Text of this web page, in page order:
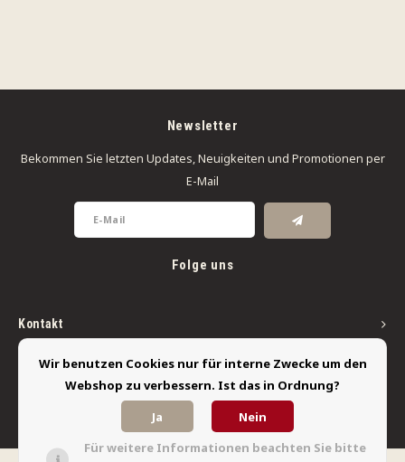
Kontakt
Newsletter
Bekommen Sie letzten Updates, Neuigkeiten und Promotionen per
E-Mail
Folge uns
Kundendienst
Wir benutzen Cookies nur für interne Zwecke um den
Webshop zu verbessern. Ist das in Ordnung?
Ja
Nein
Für weitere Informationen beachten Sie bitte